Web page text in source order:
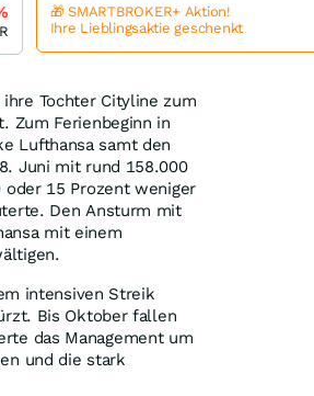
Tochter Cityline zum
Zum Ferienbeginn in
Lufthansa samt den
Juni mit rund 158.000
15 Prozent weniger
Den Ansturm mit
mit einem
intensiven Streik
Bis Oktober fallen
das Management um
und die stark
🎁 SMARTBROKER+ Aktion!
Ihre Lieblingsaktie geschenkt